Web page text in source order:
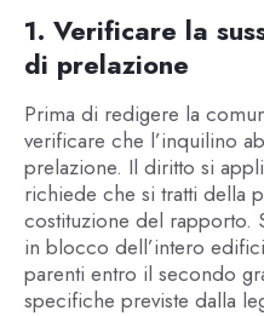
1. Verificare la
di prelazione
Prima di redigere la
verificare che l’inquilino
prelazione. Il diritto si
richiede che si tratti della
costituzione del rapporto.
in blocco dell’intero
parenti entro il secondo
specifiche previste dalla